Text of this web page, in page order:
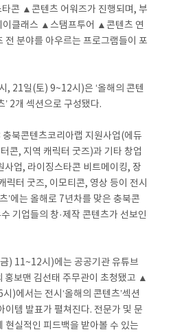
콘 ▲콘텐츠 어워즈가 진행되며, 부
클래스 ▲스탬프투어 ▲콘텐츠 연
전 분야를 아우르는 프로그램들이 포
21일(토) 9~12시)은 ‘올해의 콘텐
’ 2개 섹션으로 구성됐다.
충북콘텐츠코리아랩 지원사업(에듀
콘, 지역 캐릭터 굿즈)과 기타 창업
사업, 라이징스타콘 비트메이킹, 장
릭터 굿즈, 이모티콘, 영상 등이 전시
’에는 올해로 7년차를 맞은 충북콘
기업들의 창·제작 콘텐츠가 선보인
) 11~12시)에는 공공기관 유튜브
홍보맨 김선태 주무관이 초청됐고 ▲
)에서는 전시‘올해의 콘텐츠’섹션
이템 발표가 펼쳐진다. 전문가 및 문
현실적인 피드백을 받아볼 수 있는